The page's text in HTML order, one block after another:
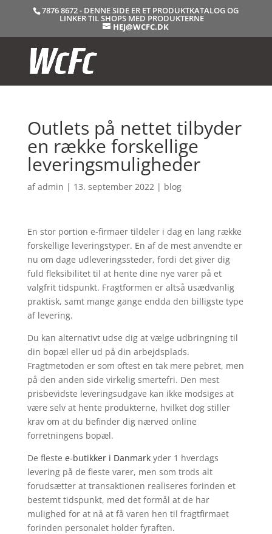
7876 8672 - DENNE SIDE ER ET PRODUKTKATALOG OG
LINKER TIL SHOPS MED PRODUKTERNE
HEJ@WCFC.DK
Outlets på nettet tilbyder
en række forskellige
leveringsmuligheder
afadmin | 13. september 2022| blog
En stor portion e-firmaer tildeler i dag en lang række
forskellige leveringstyper. En af de mest anvendte er
nu om dage udleveringssteder, fordi det giver dig
fuld fleksibilitet til at hente dine nye varer på et
valgfrit tidspunkt. Fragtformen er altså usædvanlig
praktisk, samt mange gange endda den billigste type
af levering.
Du kan alternativt udse dig at vælge udbringning til
din bopæl eller ud på din arbejdsplads.
Fragtmetoden er som oftest en tak mere pebret, men
på den anden side virkelig smertefri. Den mest
prisbevidste leveringsudgave kan ikke modsiges at
være selv at hente produkterne, hvilket dog stiller
krav om at du befinder dig nærved online
forretningens bopæl.
De fleste e-butikker i Danmarkyder 1 hverdags
levering på de fleste varer, men som trods alt
forudsætter at transaktionen realiseres forinden et
bestemt tidspunkt, med det formål at de har
mulighed for at nå at få varen hen til fragtfirmaet
forinden personalet holder fyraften.